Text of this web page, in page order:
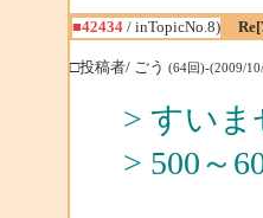
■42434/ inTopicNo.8)
□投稿者/ ごう (64回)-(2009/
> すい
> 500～